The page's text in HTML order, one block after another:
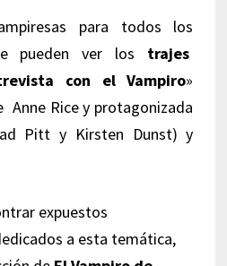
para todos los
pueden ver los trajes
con el Vampiro»
Anne Rice y protagonizada
Pitt y Kirsten Dunst) y
expuestos
a esta temática,